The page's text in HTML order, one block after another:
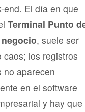
end. El día en que
Terminal Punto
, suele ser
caos; los registros
no aparecen
en el software
y hay